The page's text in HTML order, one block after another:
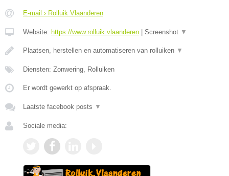
E-mail › Rolluik Vlaanderen
Website: https://www.rolluik.vlaanderen Screenshot ▼
Plaatsen, herstellen en automatiseren van rolluiken ▼
Diensten: Zonwering, Rolluiken
Er wordt gewerkt op afspraak.
Laatste facebook posts ▼
Sociale media: